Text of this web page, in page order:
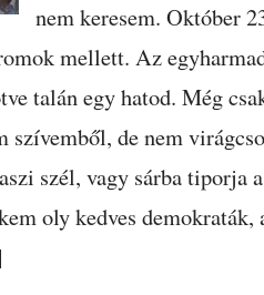
nem keresem. Október
mellett. Az
talán egy hatod. Még
szívemből, de nem
szél, vagy sárba tiporja
oly kedves